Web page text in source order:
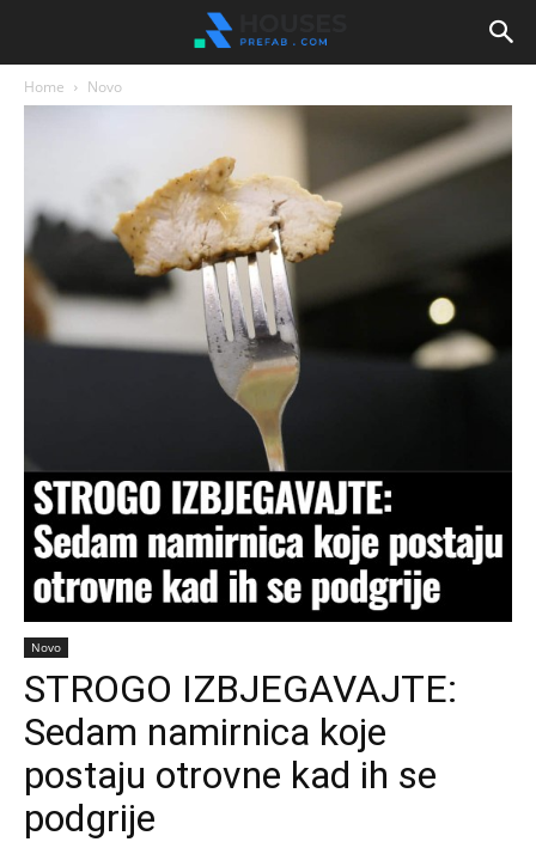
Home Novo
Novo
STROGO IZBJEGAVAJTE:
Sedam namirnica koje
postaju otrovne kad ih se
podgrije